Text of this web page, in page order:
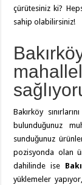
çürütesiniz ki?
sahip olabilirsiniz!
Bakırköy
bulunduğunuz
sunduğunuz
pozisyonda olan
dahilinde ise
yüklemeler